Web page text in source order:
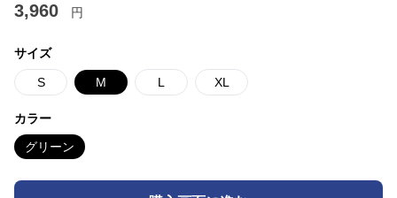
3,960 円
サイズ
S M L XL
カラー
グリーン